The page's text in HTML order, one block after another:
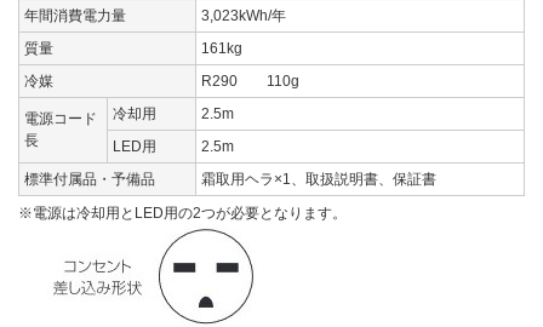
年間消費電力量
3,023kWh/年
質量
161kg
冷媒
R290 110g
電源コード
長
冷却用
2.5m
LED用
2.5m
標準付属品・予備品
霜取用ヘラ×1、取扱説明書、保証書
※電源は冷却用とLED用の2つが必要となります。